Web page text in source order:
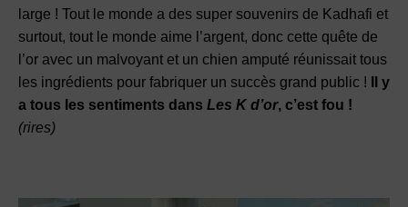
large ! Tout le monde a des super souvenirs de Kadhafi et
surtout, tout le monde aime l’argent, donc cette quête de
l’or avec un malvoyant et un chien amputé réunissait tous
les ingrédients pour fabriquer un succès grand public ! Il y
a tous les sentiments dans Les K d’or, c’est fou !
(rires)